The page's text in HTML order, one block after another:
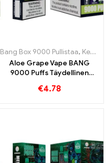
,
Bang Box 9000 Pullistaa, Kertakäyttöiset e-savukkeet Ruotsi
Aloe Grape Vape BANG
9000 Puffs Täydellinen
viinirypäleitä
€4.78